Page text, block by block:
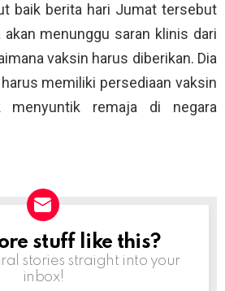
baik berita hari Jumat tersebut
akan menunggu saran klinis dari
vaksin harus diberikan. Dia
memiliki persediaan vaksin
menyuntik remaja di negara
stuff like this?
stories straight into your
inbox!